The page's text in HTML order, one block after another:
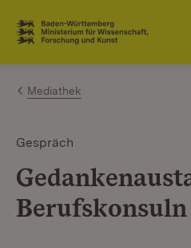
Zum Inhalt springen
Link zur Startseite
Mediathek
Gespräch
Berufskonsuln